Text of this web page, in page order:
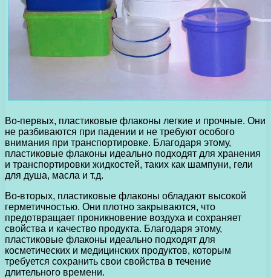
Во-первых, пластиковые флаконы легкие и прочные. Они
не разбиваются при падении и не требуют особого
внимания при транспортировке. Благодаря этому,
пластиковые флаконы идеально подходят для хранения
и транспортировки жидкостей, таких как шампуни, гели
для душа, масла и т.д.
Во-вторых, пластиковые флаконы обладают высокой
герметичностью. Они плотно закрываются, что
предотвращает проникновение воздуха и сохраняет
свойства и качество продукта. Благодаря этому,
пластиковые флаконы идеально подходят для
косметических и медицинских продуктов, которым
требуется сохранить свои свойства в течение
длительного времени.